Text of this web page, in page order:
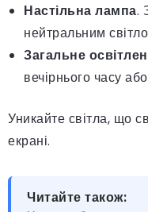
Настільна лампа.
нейтральним
Загальне
вечірнього часу
Уникайте світла, що
екрані.
Читайте також: